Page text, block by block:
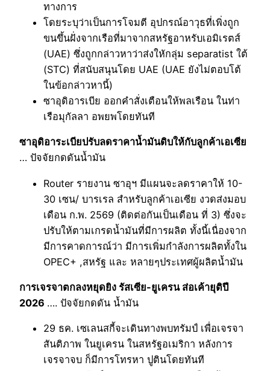
ทางการ
โดยระบุว่าเป็นการโจมตี อุปกรณ์อาวุธที่เพิ่งถูก
ขนขึ้นฝั่งจากเรือที่มาจากสหรัฐอาหรับเอมิเรตส์
(UAE) ซึ่งถูกกล่าวหาว่าส่งใหักลุ่ม separatist ใต้
(STC) ที่สนับสนุนโดย UAE (UAE ยังไม่ตอบโต้
ในข้อกล่าวหานี้)
ซาอุดิอารเบีย ออกคำสั่งเตือนให้พลเรือน ในท่า
เรือมุกัลลา อพยพโดยทันที
ซาอุดิอาระเบียปรับลดราคาน้ำมันดิบให้กับลูกค้าเอเซีย
… ปัจจัยกดดันน้ำมัน
Router รายงาน ซาอุฯ มีแผนจะลดราคาให้ 10-
30 เซน/ บารเรล สำหรับลูกค้าเอเซีย งวดส่งมอบ
เดือน ก.พ. 2569 (ติดต่อกันเป็นเดือน ที่ 3) ซึ่งจะ
ปรับให้ตามเกรดน้ำมันที่มีการผลิต ทั้งนี้เนื่องจาก
มีการคาดการณ์ว่า มีการเพิ่มกำลังการผลิตทั้งใน
OPEC+ ,สหรัฐ และ หลายๆประเทศผู้ผลิตน้ำมัน
การเจรจาตกลงหยุดยิง รัสเซีย-ยูเครน ส่อเค้ายุติปี
2026 …. ปัจจัยกดดัน น้ำมัน
29 ธค. เซเลนสกี้จะเดินทางพบทรัมป์ เพื่อเจรจา
สันติภาพ ในยูเครน ในสหรัฐอเมริกา หลังการ
เจรจาจบ ก็มีการโทรหา ปูตินโดยทันที